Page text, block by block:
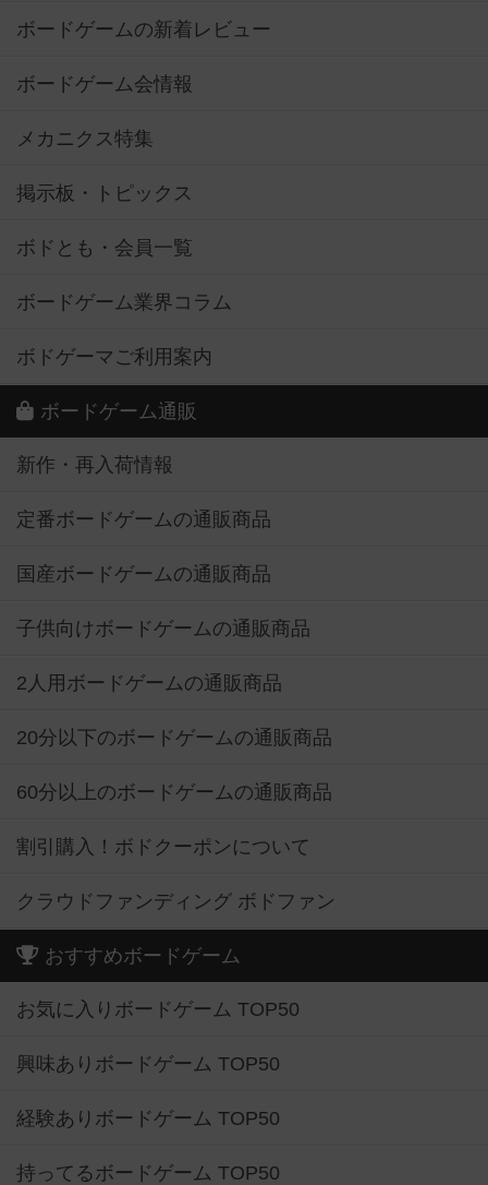
ボードゲームの新着レビュー
ボードゲーム会情報
メカニクス特集
掲示板・トピックス
ボドとも・会員一覧
ボードゲーム業界コラム
ボドゲーマご利用案内
ボードゲーム通販
新作・再入荷情報
定番ボードゲームの通販商品
国産ボードゲームの通販商品
子供向けボードゲームの通販商品
2人用ボードゲームの通販商品
20分以下のボードゲームの通販商品
60分以上のボードゲームの通販商品
割引購入！ボドクーポンについて
クラウドファンディング ボドファン
おすすめボードゲーム
お気に入りボードゲーム TOP50
興味ありボードゲーム TOP50
経験ありボードゲーム TOP50
持ってるボードゲーム TOP50